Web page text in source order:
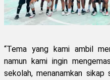
“Tema yang kami ambil
namun kami ingin
sekolah, menanamkan